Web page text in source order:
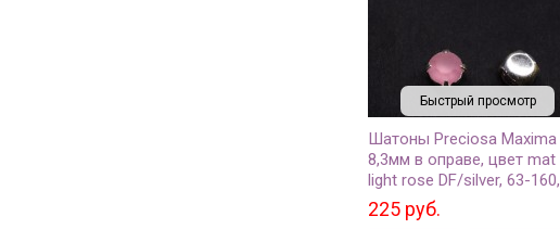
Быстрый просмотр
Шатоны Preciosa Maxima
8,3мм в оправе, цвет mat
light rose DF/silver, 63-160,
4шт
225 руб.